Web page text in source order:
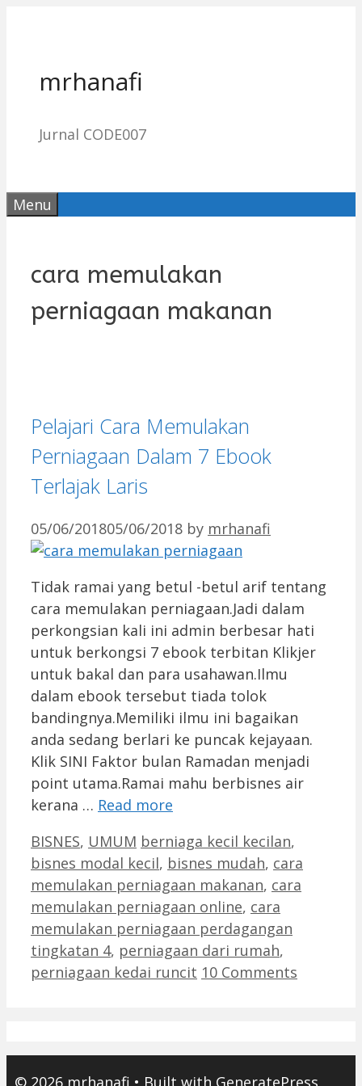
mrhanafi
Jurnal CODE007
Menu
cara memulakan
perniagaan makanan
Pelajari Cara Memulakan
Perniagaan Dalam 7 Ebook
Terlajak Laris
05/06/201805/06/2018 by mrhanafi
Tidak ramai yang betul -betul arif tentang
cara memulakan perniagaan.Jadi dalam
perkongsian kali ini admin berbesar hati
untuk berkongsi 7 ebook terbitan Klikjer
untuk bakal dan para usahawan.Ilmu
dalam ebook tersebut tiada tolok
bandingnya.Memiliki ilmu ini bagaikan
anda sedang berlari ke puncak kejayaan.
Klik SINI Faktor bulan Ramadan menjadi
point utama.Ramai mahu berbisnes air
kerana … Read more
Categories
BISNES, UMUM Tags
berniaga kecil kecilan,
bisnes modal kecil, bisnes mudah, cara
memulakan perniagaan makanan, cara
memulakan perniagaan online, cara
memulakan perniagaan perdagangan
tingkatan 4, perniagaan dari rumah,
perniagaan kedai runcit 10 Comments
© 2026 mrhanafi • Built with GeneratePress